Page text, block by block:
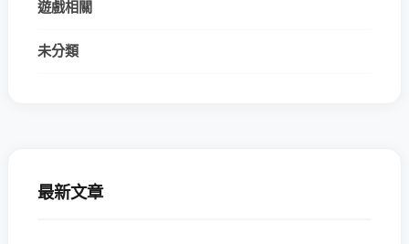
遊戲相關
未分類
最新文章